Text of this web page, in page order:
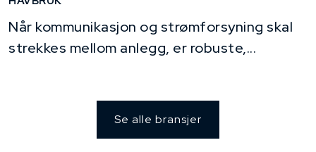
Når kommunikasjon og strømforsyning skal
strekkes mellom anlegg, er robuste,...
Se alle bransjer